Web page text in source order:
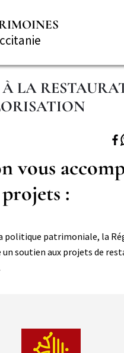
À LA
vous
:
politique patrimoniale, la
soutien aux projets de